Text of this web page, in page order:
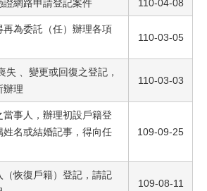
證網路申請登記案件 110-04-08
為委託（任）辦理各項
110-03-05
失 、變更或回復之登記，
辦理
110-03-03
事人，辦理初設戶籍登
名或結婚記事，得向任
109-09-25
（恢復戶籍）登記，請記
109-08-11